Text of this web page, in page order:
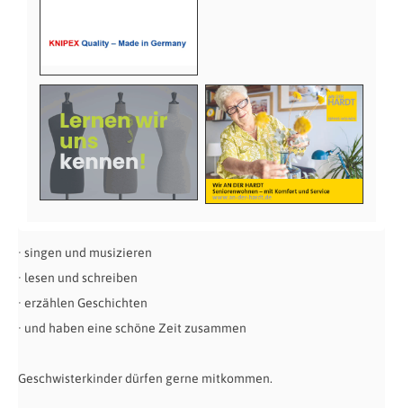
· singen und musizieren
· lesen und schreiben
· erzählen Geschichten
· und haben eine schöne Zeit zusammen
Geschwisterkinder dürfen gerne mitkommen.